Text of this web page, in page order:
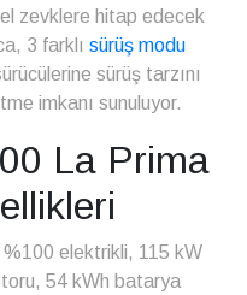
zevklere hitap edecek
3 farklı sürüş modu
sürüş tarzını
imkanı sunuluyor.
La Prima
elektrikli, 115 kW
54 kWh batarya